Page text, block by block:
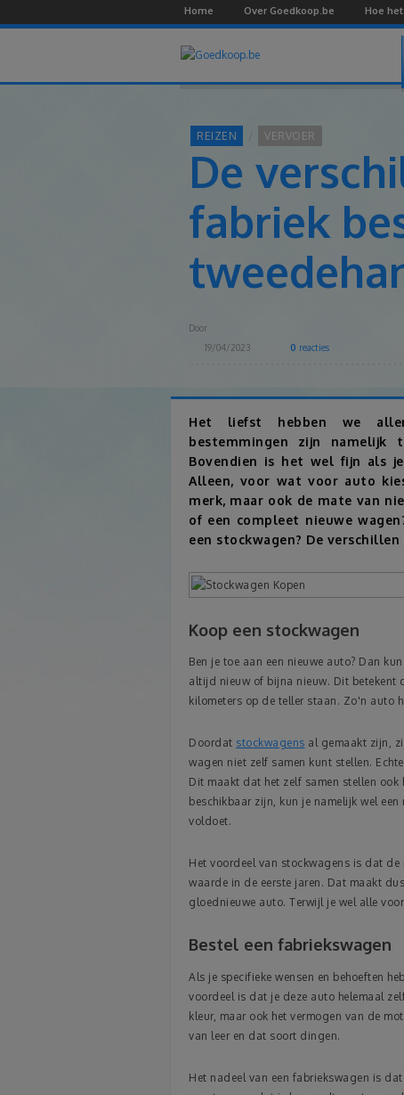
Home Over Goedkoop.be Hoe
REIZEN VERVOER
De
fabriek
Door
19/04/2023
0 reacties
Het liefst hebben we
bestemmingen zijn
Bovendien is het wel fijn als
Alleen, voor wat voor auto
merk, maar ook de mate van
of een compleet nieuwe
een stockwagen? De
Koop een stockwagen
Ben je toe aan een nieuwe auto? Dan
altijd nieuw of bijna nieuw. Dit betekent
kilometers op de teller staan. Zo'n auto
Doordat stockwagens al gemaakt zijn,
wagen niet zelf samen kunt stellen.
Dit maakt dat het zelf samen stellen
beschikbaar zijn, kun je namelijk wel
voldoet.
Het voordeel van stockwagens is dat
waarde in de eerste jaren. Dat maakt
gloednieuwe auto. Terwijl je wel alle
Bestel een fabriekswagen
Als je specifieke wensen en behoeften
voordeel is dat je deze auto helemaal
kleur, maar ook het vermogen van de
van leer en dat soort dingen.
Het nadeel van een fabriekswagen is